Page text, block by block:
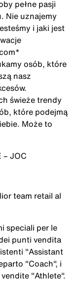
pełne pasji
Nie uznajemy
i jaki jest
osób, które
nasz
świeże trendy
które podejmą
Może to
– JOC
team retail al
speciali per le
punti vendita
"Assistant
"Coach", i
"Athlete".